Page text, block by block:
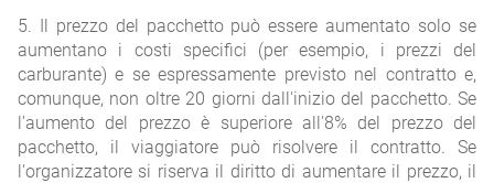
5. Il prezzo del pacchetto può essere aumentato solo se
aumentano i costi specifici (per esempio, i prezzi del
carburante) e se espressamente previsto nel contratto e,
comunque, non oltre 20 giorni dall'inizio del pacchetto. Se
l'aumento del prezzo è superiore all'8% del prezzo del
pacchetto, il viaggiatore può risolvere il contratto. Se
l'organizzatore si riserva il diritto di aumentare il prezzo, il